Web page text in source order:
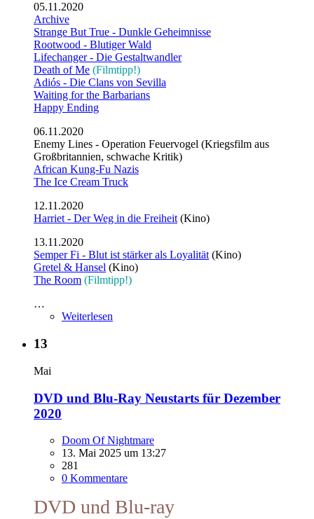
05.11.2020
Archive
Strange But True - Dunkle Geheimnisse
Rootwood - Blutiger Wald
Lifechanger - Die Gestaltwandler
Death of Me (Filmtipp!)
Adiós - Die Clans von Sevilla
Waiting for the Barbarians
Happy Ending
06.11.2020
Enemy Lines - Operation Feuervogel (Kriegsfilm aus
Großbritannien, schwache Kritik)
African Kung-Fu Nazis
The Ice Cream Truck
12.11.2020
Harriet - Der Weg in die Freiheit(Kino)
13.11.2020
Semper Fi - Blut ist stärker als Loyalität(Kino)
Gretel & Hansel (Kino)
The Room (Filmtipp!)
…
Weiterlesen
13
Mai
DVD und Blu-Ray Neustarts für Dezember
2020
Doom Of Nightmare
13. Mai 2025 um 13:27
281
0 Kommentare
DVD und Blu-ray